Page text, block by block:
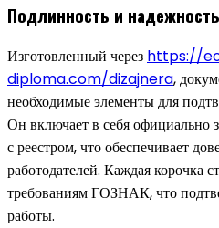
Подлинность и надежность
Изготовленный через https://
diploma.com/dizajnera,
необходимые элементы для
Он включает в себя официально
с реестром, что обеспечивает
работодателей. Каждая корочка
требованиям ГОЗНАК, что
работы.